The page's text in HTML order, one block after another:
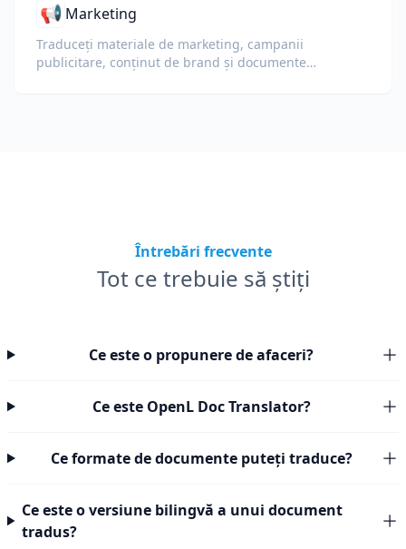
📢 Marketing
Traduceți materiale de marketing, campanii
publicitare, conținut de brand și documente
Întrebări frecvente
Tot ce trebuie să știți
Ce este o propunere de afaceri?
Ce este OpenL Doc Translator?
Ce formate de documente puteți traduce?
Ce este o versiune bilingvă a unui document
tradus?